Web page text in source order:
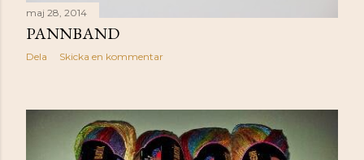
maj 28, 2014
PANNBAND
Dela Skicka en kommentar